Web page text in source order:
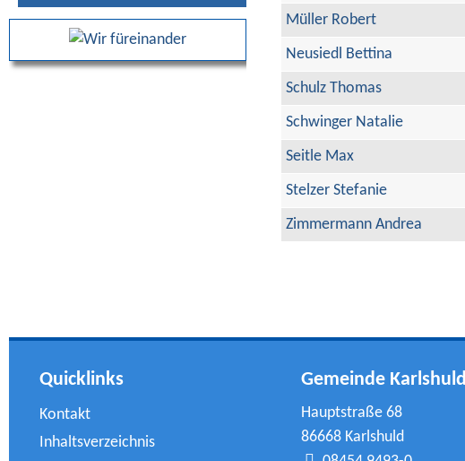
Müller Robert
Neusiedl Bettina
Schulz Thomas
Schwinger Natalie
Seitle Max
Stelzer Stefanie
Zimmermann Andrea
Quicklinks
Kontakt
Inhaltsverzeichnis
Gemeinde Karlshuld
Hauptstraße 68
86668 Karlshuld